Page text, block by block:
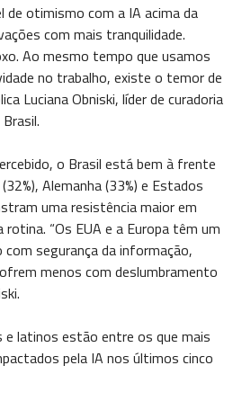
de otimismo com a IA acima da
com mais tranquilidade.
Ao mesmo tempo que usamos
no trabalho, existe o temor de
Luciana Obniski, líder de curadoria
o Brasil está bem à frente
Alemanha (33%) e Estados
uma resistência maior em
rotina. “Os EUA e a Europa têm um
segurança da informação,
menos com deslumbramento
latinos estão entre os que mais
pela IA nos últimos cinco